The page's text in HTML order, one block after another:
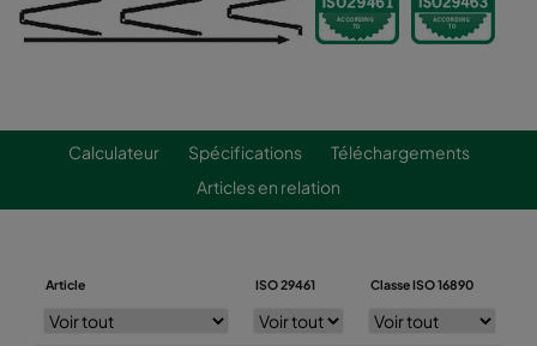
Calculateur Spécifications
Téléchargements
Articles en relation
Article ISO 29461 Classe ISO 16890